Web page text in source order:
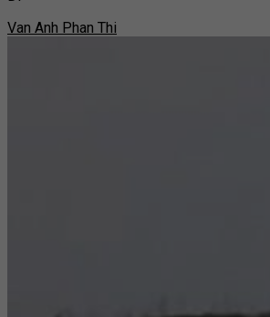
Van Anh Phan Thi